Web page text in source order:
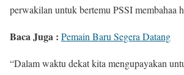
perwakilan untuk bertemu PSSI membahaa
Baca Juga : Pemain Baru Segera Datang
“Dalam waktu dekat kita mengupayakan